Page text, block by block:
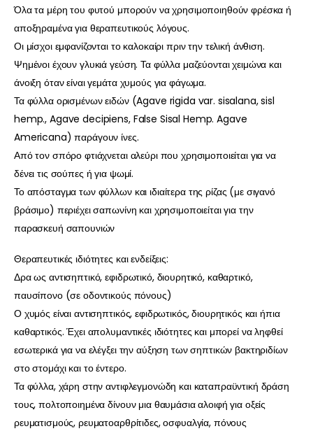
Όλα τα μέρη του φυτού μπορούν να χρησιμοποιηθούν φρέσκα ή
αποξηραμένα για θεραπευτικούς λόγους.
Οι μίσχοι εμφανίζονται το καλοκαίρι πριν την τελική άνθιση.
Ψημένοι έχουν γλυκιά γεύση. Τα φύλλα μαζεύονται χειμώνα και
άνοιξη όταν είναι γεμάτα χυμούς για φάγωμα.
Τα φύλλα ορισμένων ειδών (Agave rigida var. sisalana, sisl
hemp., Agave decipiens, False Sisal Hemp. Agave
Americana) παράγουν ίνες.
Από τον σπόρο φτιάχνεται αλεύρι που χρησιμοποιείται για να
δένει τις σούπες ή για ψωμί.
Το απόσταγμα των φύλλων και ιδιαίτερα της ρίζας (με σιγανό
βράσιμο) περιέχει σαπωνίνη και χρησιμοποιείται για την
παρασκευή σαπουνιών
Θεραπευτικές ιδιότητες και ενδείξεις:
Δρα ως αντισηπτικό, εφιδρωτικό, διουρητικό, καθαρτικό,
παυσίπονο (σε οδοντικούς πόνους)
Ο χυμός είναι αντισηπτικός, εφιδρωτικός, διουρητικός και ήπια
καθαρτικός. Έχει απολυμαντικές ιδιότητες και μπορεί να ληφθεί
εσωτερικά για να ελέγξει την αύξηση των σηπτικών βακτηριδίων
στο στομάχι και το έντερο.
Τα φύλλα, χάρη στην αντιφλεγμονώδη και καταπραϋντική δράση
τους, πολτοποιημένα δίνουν μια θαυμάσια αλοιφή για οξείς
ρευματισμούς, ρευματοαρθρίτιδες, οσφυαλγία, πόνους